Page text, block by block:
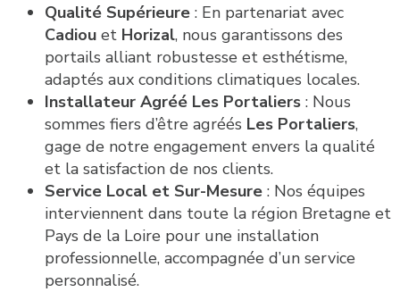
Qualité Supérieure : En partenariat avec
Cadiou et Horizal, nous garantissons des
portails alliant robustesse et esthétisme,
adaptés aux conditions climatiques locales.
Installateur Agréé Les Portaliers : Nous
sommes fiers d’être agréés Les Portaliers,
gage de notre engagement envers la qualité
et la satisfaction de nos clients.
Service Local et Sur-Mesure : Nos équipes
interviennent dans toute la région Bretagne et
Pays de la Loire pour une installation
professionnelle, accompagnée d’un service
personnalisé.